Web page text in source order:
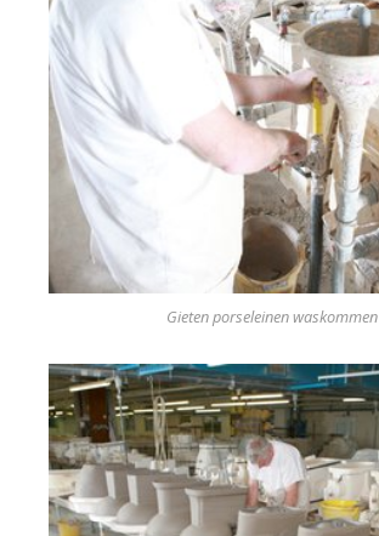
Gieten porseleinen waskommen